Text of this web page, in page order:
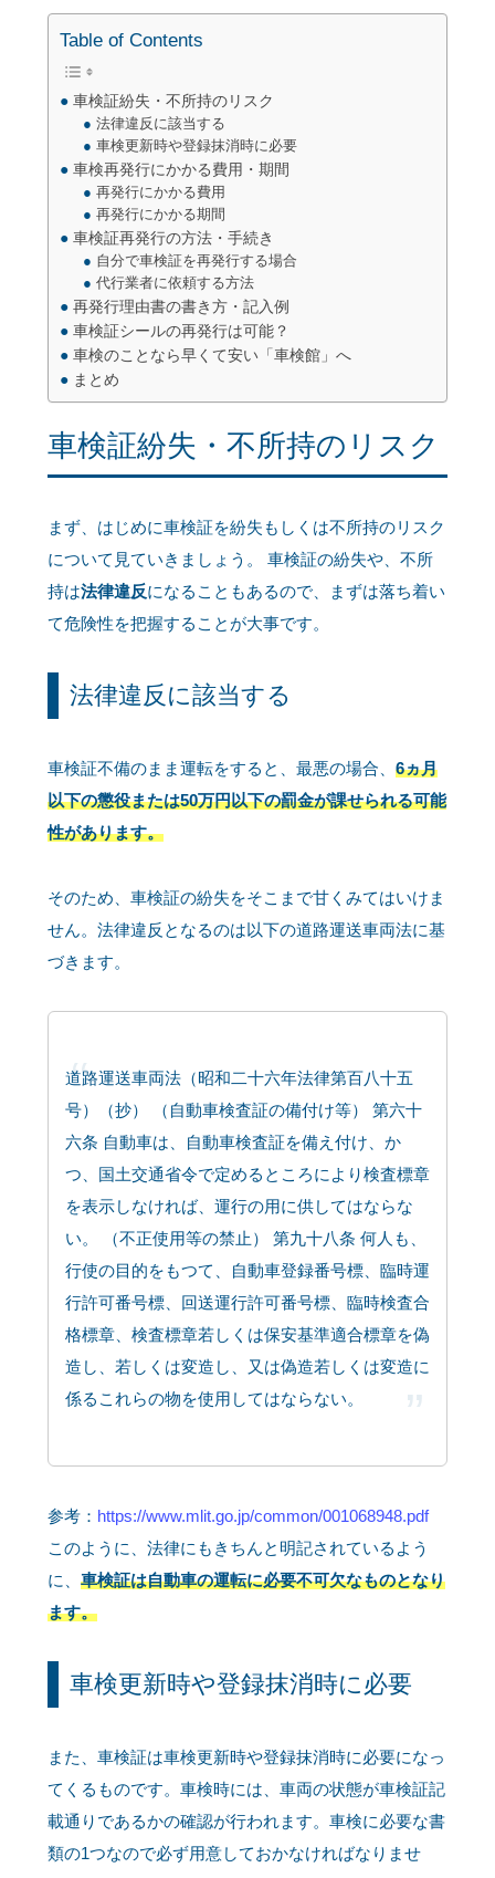
Table of Contents
車検証紛失・不所持のリスク
法律違反に該当する
車検更新時や登録抹消時に必要
車検再発行にかかる費用・期間
再発行にかかる費用
再発行にかかる期間
車検証再発行の方法・手続き
自分で車検証を再発行する場合
代行業者に依頼する方法
再発行理由書の書き方・記入例
車検証シールの再発行は可能？
車検のことなら早くて安い「車検館」へ
まとめ
車検証紛失・不所持のリスク
まず、はじめに車検証を紛失もしくは不所持のリスク
について見ていきましょう。 車検証の紛失や、不所
持は法律違反になることもあるので、まずは落ち着い
て危険性を把握することが大事です。
法律違反に該当する
車検証不備のまま運転をすると、最悪の場合、 6ヵ月
以下の懲役または50万円以下の罰金が課せられる可能
性があります。
そのため、車検証の紛失をそこまで甘くみてはいけま
せん。法律違反となるのは以下の道路運送車両法に基
づきます。
道路運送車両法（昭和二十六年法律第百八十五
号）（抄） （自動車検査証の備付け等） 第六十
六条 自動車は、自動車検査証を備え付け、か
つ、国土交通省令で定めるところにより検査標章
を表示しなければ、運行の用に供してはならな
い。 （不正使用等の禁止） 第九十八条 何人も、
行使の目的をもつて、自動車登録番号標、臨時運
行許可番号標、回送運行許可番号標、臨時検査合
格標章、検査標章若しくは保安基準適合標章を偽
造し、若しくは変造し、又は偽造若しくは変造に
係るこれらの物を使用してはならない。
参考： https://www.mlit.go.jp/common/001068948.pdf
このように、法律にもきちんと明記されているよう
に、 車検証は自動車の運転に必要不可欠なものとなり
ます。
車検更新時や登録抹消時に必要
また、車検証は車検更新時や登録抹消時に必要になっ
てくるものです。車検時には、車両の状態が車検証記
載通りであるかの確認が行われます。車検に必要な書
類の1つなので必ず用意しておかなければなりませ